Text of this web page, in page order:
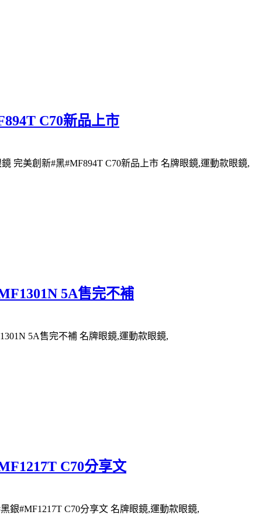
C70新品上市
完美創新#黑#MF894T C70新品上市 名牌眼鏡,運動款眼鏡,
5A售完不補
5A售完不補 名牌眼鏡,運動款眼鏡,
C70分享文
銀#MF1217T C70分享文 名牌眼鏡,運動款眼鏡,